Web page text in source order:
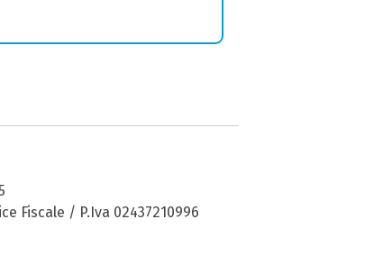
Fiscale / P.Iva 02437210996